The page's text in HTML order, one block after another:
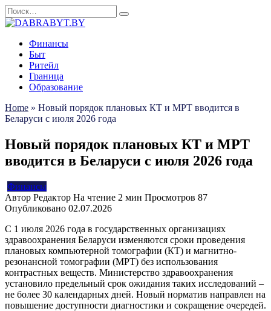
Перейти
к
Search
for:
Финансы
Быт
Ритейл
Граница
Образование
Home » Новый порядок плановых КТ и МРТ вводится в
Беларуси с июля 2026 года
Новый порядок плановых КТ и МРТ
вводится в Беларуси с июля 2026 года
Финансы
Автор Редактор На чтение 2 мин Просмотров 87
Опубликовано 02.07.2026
С 1 июля 2026 года в государственных организациях
здравоохранения Беларуси изменяются сроки проведения
плановых компьютерной томографии (КТ) и магнитно-
резонансной томографии (МРТ) без использования
контрастных веществ. Министерство здравоохранения
установило предельный срок ожидания таких исследований –
не более 30 календарных дней. Новый норматив направлен на
повышение доступности диагностики и сокращение очередей.